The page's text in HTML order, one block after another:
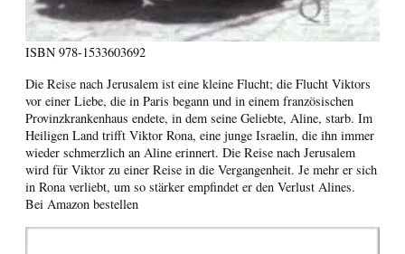
ISBN 978-1533603692
Die Reise nach Jerusalem ist eine kleine Flucht; die Flucht Viktors
vor einer Liebe, die in Paris begann und in einem französischen
Provinzkrankenhaus endete, in dem seine Geliebte, Aline, starb. Im
Heiligen Land trifft Viktor Rona, eine junge Israelin, die ihn immer
wieder schmerzlich an Aline erinnert. Die Reise nach Jerusalem
wird für Viktor zu einer Reise in die Vergangenheit. Je mehr er sich
in Rona verliebt, um so stärker empfindet er den Verlust Alines.
Bei Amazon bestellen